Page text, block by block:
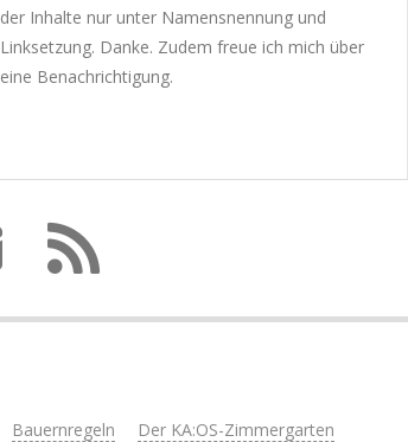
der Inhalte nur unter Namensnennung und
Linksetzung. Danke. Zudem freue ich mich über
eine Benachrichtigung.
Bauernregeln
Der KA:OS-Zimmergarten